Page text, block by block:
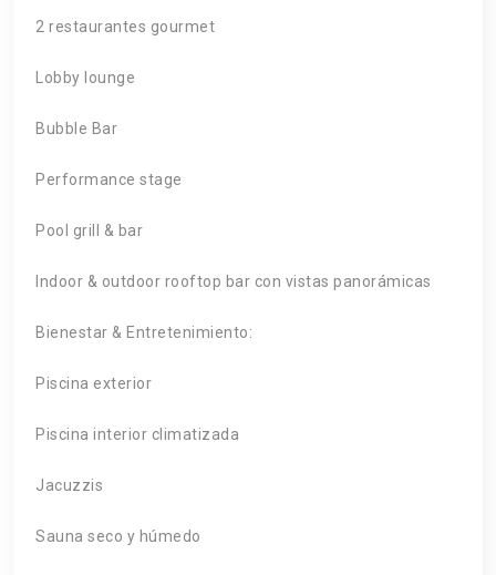
2 restaurantes gourmet
Lobby lounge
Bubble Bar
Performance stage
Pool grill & bar
Indoor & outdoor rooftop bar con vistas panorámicas
Bienestar & Entretenimiento:
Piscina exterior
Piscina interior climatizada
Jacuzzis
Sauna seco y húmedo